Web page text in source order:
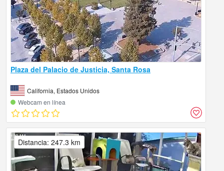
Plaza del Palacio de Justicia, Santa Rosa
California, Estados Unidos
Webcam en línea
Distancia: 247.3 km